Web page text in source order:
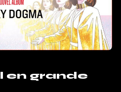
en grande